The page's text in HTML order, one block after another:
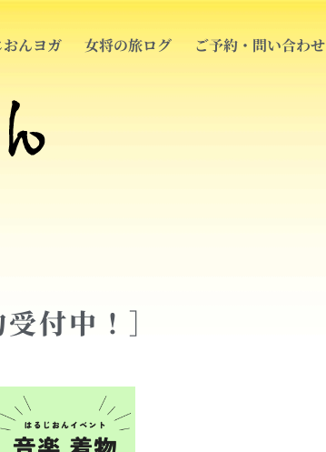
んヨガ 女将の旅ログ ご予約・問い合わせ
付中！］